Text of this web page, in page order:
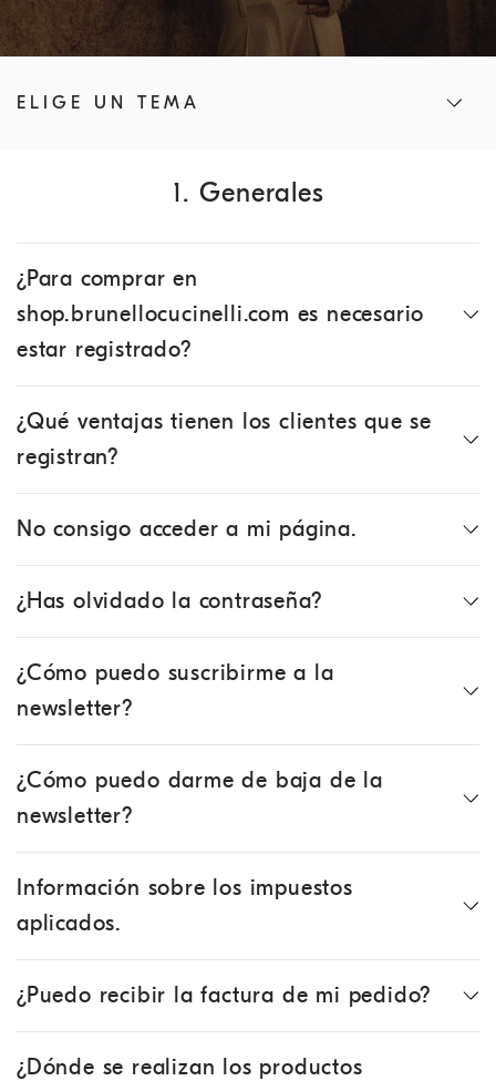
ELIGE UN TEMA
1. Generales
¿Para comprar en
shop.brunellocucinelli.com es necesario
estar registrado?
¿Qué ventajas tienen los clientes que se
registran?
No consigo acceder a mi página.
¿Has olvidado la contraseña?
¿Cómo puedo suscribirme a la
newsletter?
¿Cómo puedo darme de baja de la
newsletter?
Información sobre los impuestos
aplicados.
¿Puedo recibir la factura de mi pedido?
¿Dónde se realizan los productos